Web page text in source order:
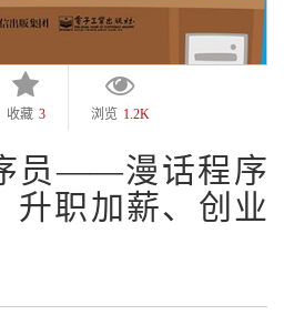
收藏 3 浏览 1.2K
员——漫话程序
升职加薪、创业